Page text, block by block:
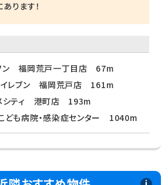
ります！
ン 福岡荒戸一丁目店 67m
イレブン 福岡荒戸店 161m
シティ 港町店 193m
ども病院・感染症センター 1040m